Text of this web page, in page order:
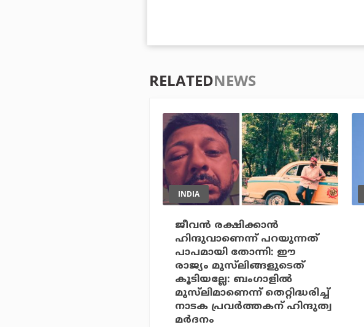
RELATEDNEWS
INDIA
ജീവന്‍ രക്ഷിക്കാന്‍
ഹിന്ദുവാണെന്ന് പറയുന്നത്
പാപമായി തോന്നി: ഈ
രാജ്യം മുസ്‌ലിങ്ങളുടെത്
കൂടിയല്ലേ: ബംഗാളില്‍
മുസ്‌ലിമാണെന്ന് തെറ്റിദ്ധരിച്ച്
നാടക പ്രവര്‍ത്തകന് ഹിന്ദുത്വ
മര്‍ദനം